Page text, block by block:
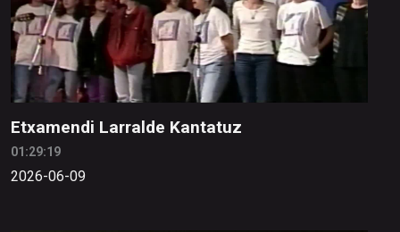
Etxamendi Larralde Kantatuz
01:29:19
2026-06-09